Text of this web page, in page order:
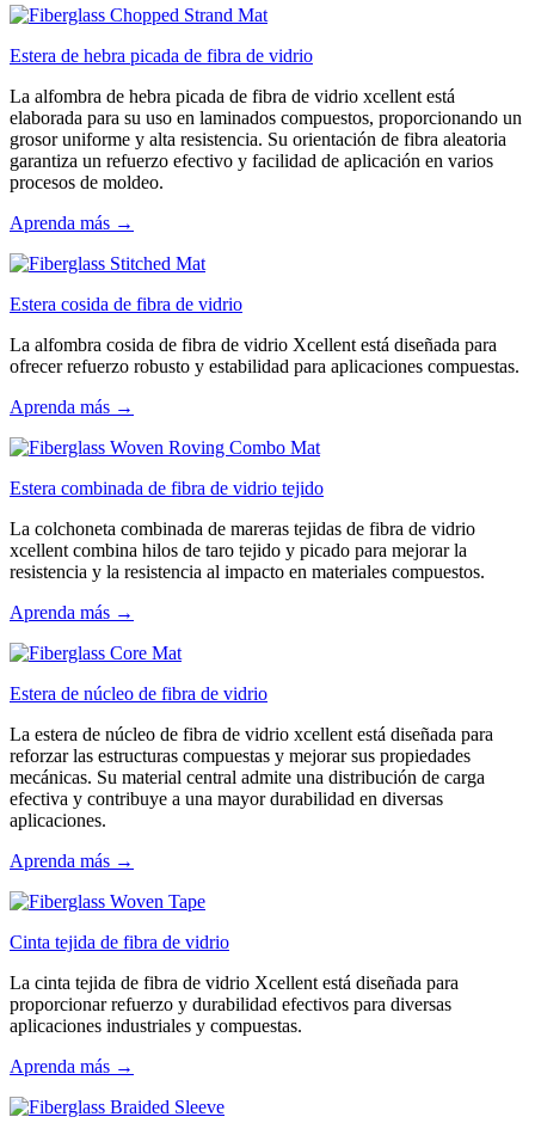
Estera de hebra picada de fibra de vidrio
La alfombra de hebra picada de fibra de vidrio xcellent está
elaborada para su uso en laminados compuestos, proporcionando un
grosor uniforme y alta resistencia. Su orientación de fibra aleatoria
garantiza un refuerzo efectivo y facilidad de aplicación en varios
procesos de moldeo.
Aprenda más →
Estera cosida de fibra de vidrio
La alfombra cosida de fibra de vidrio Xcellent está diseñada para
ofrecer refuerzo robusto y estabilidad para aplicaciones compuestas.
Aprenda más →
Estera combinada de fibra de vidrio tejido
La colchoneta combinada de mareras tejidas de fibra de vidrio
xcellent combina hilos de taro tejido y picado para mejorar la
resistencia y la resistencia al impacto en materiales compuestos.
Aprenda más →
Estera de núcleo de fibra de vidrio
La estera de núcleo de fibra de vidrio xcellent está diseñada para
reforzar las estructuras compuestas y mejorar sus propiedades
mecánicas. Su material central admite una distribución de carga
efectiva y contribuye a una mayor durabilidad en diversas
aplicaciones.
Aprenda más →
Cinta tejida de fibra de vidrio
La cinta tejida de fibra de vidrio Xcellent está diseñada para
proporcionar refuerzo y durabilidad efectivos para diversas
aplicaciones industriales y compuestas.
Aprenda más →